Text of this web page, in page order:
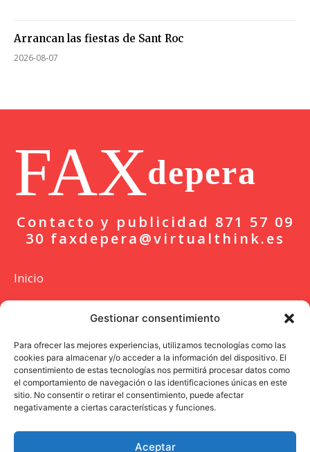
Gestionar consentimiento
Para ofrecer las mejores experiencias, utilizamos tecnologías como las
cookies para almacenar y/o acceder a la información del dispositivo. El
consentimiento de estas tecnologías nos permitirá procesar datos como
el comportamiento de navegación o las identificaciones únicas en este
sitio. No consentir o retirar el consentimiento, puede afectar
negativamente a ciertas características y funciones.
Aceptar
Arrancan las fiestas de Sant Roc
2026-08-07
FAXdepera
Contacto y publicidad 871 57 09
30 faxdepera@virtualthink.es
Inicio
Actualidad
Colaboración
Entrevista
Opinión